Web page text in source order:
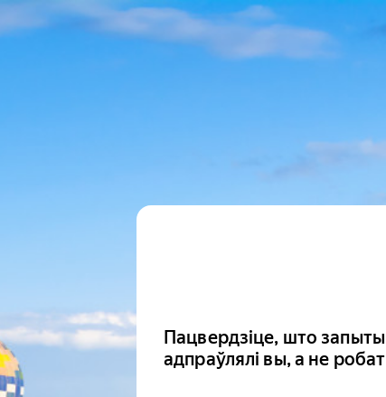
Пацвердзіце, што запыты
адпраўлялі вы, а не робат